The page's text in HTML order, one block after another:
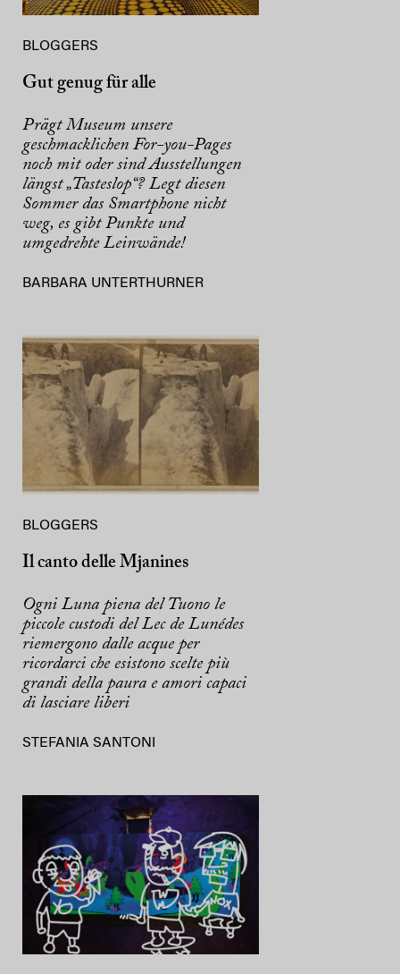
BLOGGERS
Gut genug für alle
Prägt Museum unsere
geschmacklichen For-you-Pages
noch mit oder sind Ausstellungen
längst „Tasteslop“? Legt diesen
Sommer das Smartphone nicht
weg, es gibt Punkte und
umgedrehte Leinwände!
BARBARA UNTERTHURNER
BLOGGERS
Il canto delle Mjanines
Ogni Luna piena del Tuono le
piccole custodi del Lec de Lunédes
riemergono dalle acque per
ricordarci che esistono scelte più
grandi della paura e amori capaci
di lasciare liberi
STEFANIA SANTONI